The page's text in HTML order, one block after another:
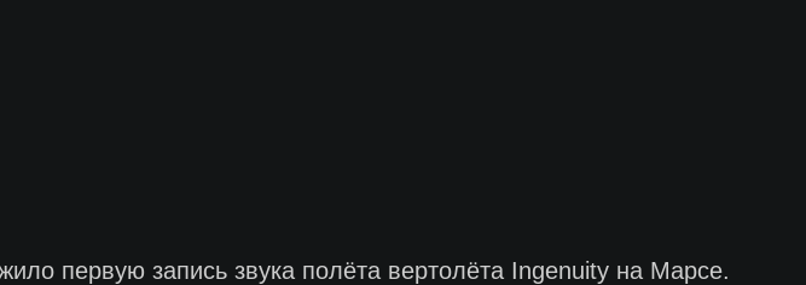
первую запись звука полёта вертолёта Ingenuity на Марсе.